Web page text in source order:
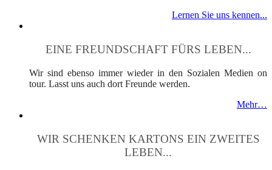
Lernen Sie uns kennen...
EINE FREUNDSCHAFT FÜRS LEBEN...
Wir sind ebenso immer wieder in den Sozialen Medien on
tour. Lasst uns auch dort Freunde werden.
Mehr…
WIR SCHENKEN KARTONS EIN ZWEITES
LEBEN...